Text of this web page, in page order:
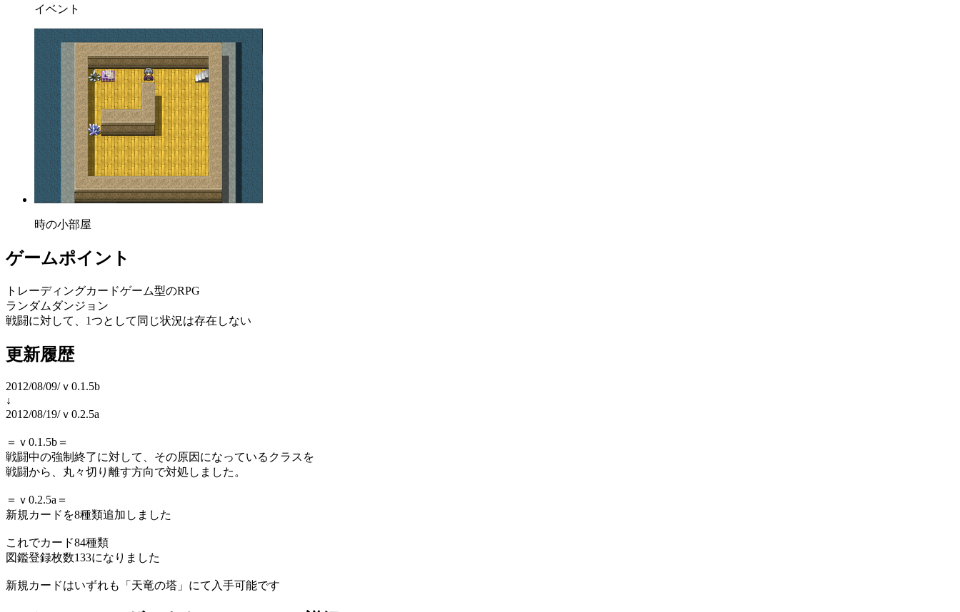
イベント
時の小部屋
ゲームポイント
トレーディングカードゲーム型のRPG
ランダムダンジョン
戦闘に対して、1つとして同じ状況は存在しない
更新履歴
2012/08/09/ｖ0.1.5b
↓
2012/08/19/ｖ0.2.5a
＝ｖ0.1.5b＝
戦闘中の強制終了に対して、その原因になっているクラスを
戦闘から、丸々切り離す方向で対処しました。
＝ｖ0.2.5a＝
新規カードを8種類追加しました
これでカード84種類
図鑑登録枚数133になりました
新規カードはいずれも「天竜の塔」にて入手可能です